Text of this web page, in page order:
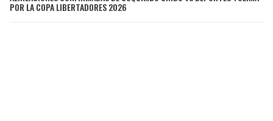
POR LA COPA LIBERTADORES 2026